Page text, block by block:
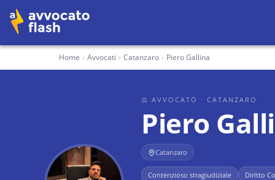
Home › Avvocati › Catanzaro › Piero Gallina
⚖ AVVOCATO · CATANZARO
Piero
Catanzaro
Contenzioso stragiudiziale Diritto